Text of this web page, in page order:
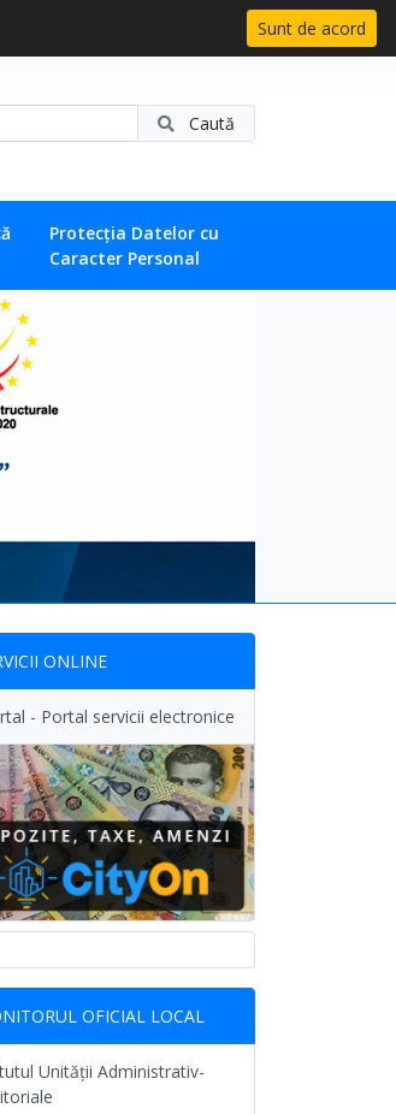
Caută
Protecția Datelor cu
Caracter Personal
ONLINE
- Portal servicii electronice
OFICIAL LOCAL
Unității Administrativ-
Sunt de acord